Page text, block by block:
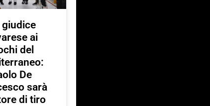
giudice
ai
del
De
sarà
di tiro